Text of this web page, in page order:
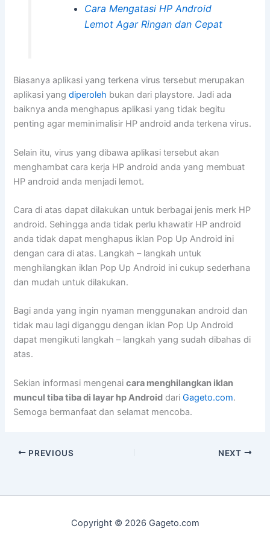
Cara Mengatasi HP Android
Lemot Agar Ringan dan Cepat
Biasanya aplikasi yang terkena virus tersebut merupakan
aplikasi yangdiperoleh bukan dari playstore. Jadi ada
baiknya anda menghapus aplikasi yang tidak begitu
penting agar meminimalisir HP android anda terkena virus.
Selain itu, virus yang dibawa aplikasi tersebut akan
menghambat cara kerja HP android anda yang membuat
HP android anda menjadi lemot.
Cara di atas dapat dilakukan untuk berbagai jenis merk HP
android. Sehingga anda tidak perlu khawatir HP android
anda tidak dapat menghapus iklan Pop Up Android ini
dengan cara di atas. Langkah – langkah untuk
menghilangkan iklan Pop Up Android ini cukup sederhana
dan mudah untuk dilakukan.
Bagi anda yang ingin nyaman menggunakan android dan
tidak mau lagi diganggu dengan iklan Pop Up Android
dapat mengikuti langkah – langkah yang sudah dibahas di
atas.
Sekian informasi mengenaicara menghilangkan iklan
muncul tiba tiba di layar hp Android dariGageto.com.
Semoga bermanfaat dan selamat mencoba.
PREVIOUS NEXT
Copyright © 2026 Gageto.com